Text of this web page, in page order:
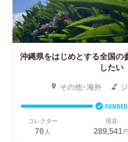
沖縄県をはじめとする全国の
したい
その他・海外
FUNDED
コレクター
70人
現在
289,541